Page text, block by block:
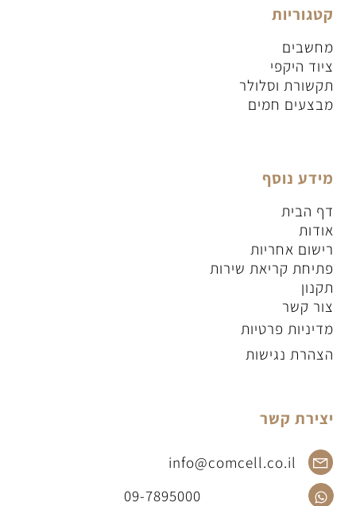
קטגוריות
מחשבים
ציוד היקפי
תקשורת וסלולר
מבצעים חמים
מידע נוסף
דף הבית
אודות
רישום אחריות
פתיחת קריאת שירות
תקנון
צור קשר
מדיניות פרטיות
הצהרת נגישות
יצירת קשר
info@comcell.co.il
09-7895000